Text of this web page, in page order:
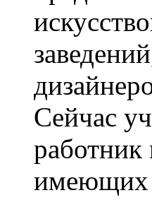
Сейчас
имеющих